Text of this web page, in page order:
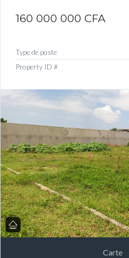
160 000 000 CFA
Type de poste
Property ID #
Carte